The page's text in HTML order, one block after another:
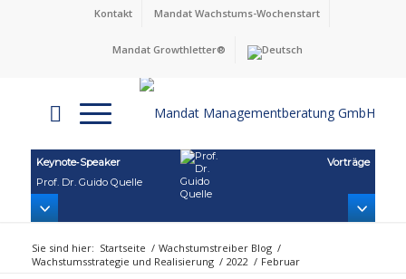
Kontakt Mandat Wachstums-Wochenstart
Mandat Growthletter®
Keynote‑Speaker
Prof. Dr. Guido Quelle
Vorträge
Sie sind hier: Startseite / Wachstumstreiber Blog /
Wachstumsstrategie und Realisierung / 2022 / Februar